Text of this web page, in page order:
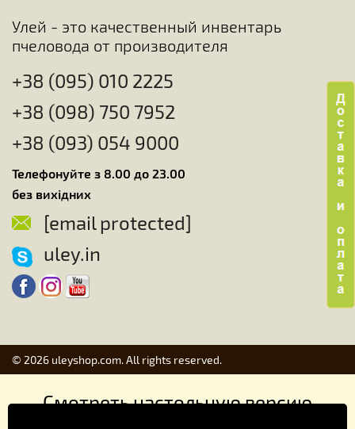
Улей - это качественный инвентарь
пчеловода от производителя
+38 (095) 010 2225
+38 (098) 750 7952
+38 (093) 054 9000
Телефонуйте з 8.00 до 23.00
без вихідних
[email protected]
uley.in
© 2026 uleyshop.com. All rights reserved.
Смотреть настольную версию